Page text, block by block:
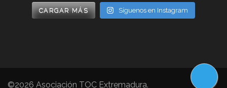
CARGAR MÁS Síguenos en Instagram
©2026 Asociación TOC Extremadura.